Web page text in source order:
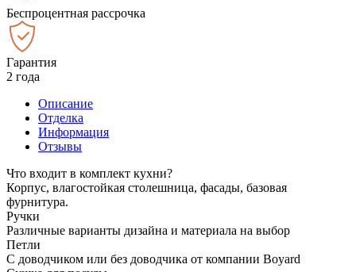
Беспроцентная рассрочка
Гарантия
2 года
Описание
Отделка
Информация
Отзывы
Что входит в комплект кухни?
Корпус, влагостойкая столешница, фасады, базовая
фурнитура.
Ручки
Различные варианты дизайна и материала на выбор
Петли
С доводчиком или без доводчика от компании Boyard